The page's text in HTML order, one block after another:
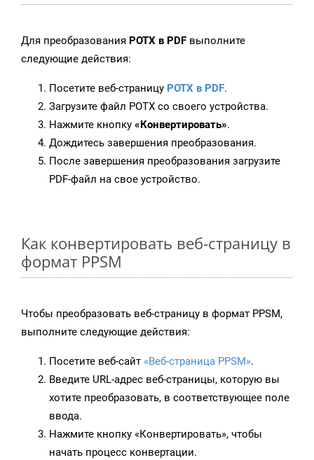
Для преобразования POTX в PDF выполните
следующие действия:
Посетите веб-страницу POTX в PDF.
Загрузите файл POTX со своего устройства.
Нажмите кнопку «Конвертировать».
Дождитесь завершения преобразования.
После завершения преобразования загрузите
PDF-файл на свое устройство.
Как конвертировать веб-страницу в
формат PPSM
Чтобы преобразовать веб-страницу в формат PPSM,
выполните следующие действия:
Посетите веб-сайт «Веб-страница PPSM».
Введите URL-адрес веб-страницы, которую вы
хотите преобразовать, в соответствующее поле
ввода.
Нажмите кнопку «Конвертировать», чтобы
начать процесс конвертации.